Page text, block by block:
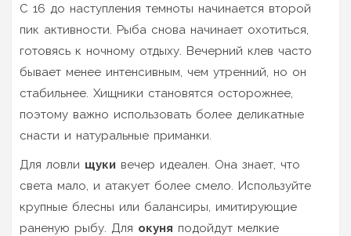
С 16 до наступления темноты начинается второй
пик активности. Рыба снова начинает охотиться,
готовясь к ночному отдыху. Вечерний клев часто
бывает менее интенсивным, чем утренний, но он
стабильнее. Хищники становятся осторожнее,
поэтому важно использовать более деликатные
снасти и натуральные приманки.
Для ловли щуки вечер идеален. Она знает, что
света мало, и атакует более смело. Используйте
крупные блесны или балансиры, имитирующие
раненую рыбу. Для окуня подойдут мелкие